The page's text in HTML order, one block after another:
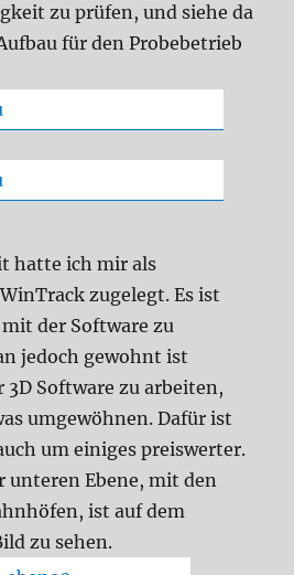
zu prüfen, und siehe da
für den Probebetrieb
hatte ich mir als
zugelegt. Es ist
der Software zu
jedoch gewohnt ist
Software zu arbeiten,
umgewöhnen. Dafür ist
um einiges preiswerter.
unteren Ebene, mit den
ist auf dem
zu sehen.